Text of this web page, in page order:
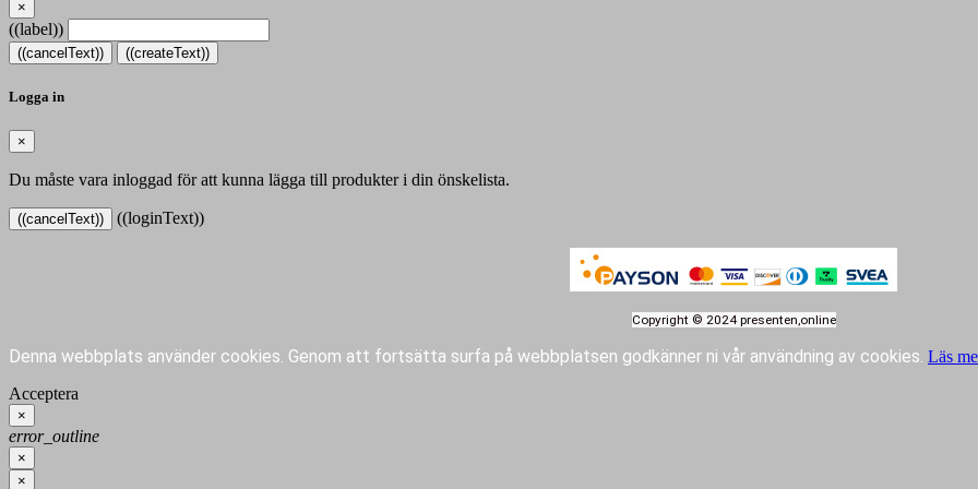
×
((label))
((cancelText)) ((createText))
Logga in
×
Du måste vara inloggad för att kunna lägga till produkter i din önskelista.
((cancelText)) ((loginText))
Copyright © 2024 presenten,online
Denna webbplats använder cookies. Genom att fortsätta surfa på webbplatsen godkänner ni vår användning av cookies. Läs
Acceptera
×
error_outline
×
×